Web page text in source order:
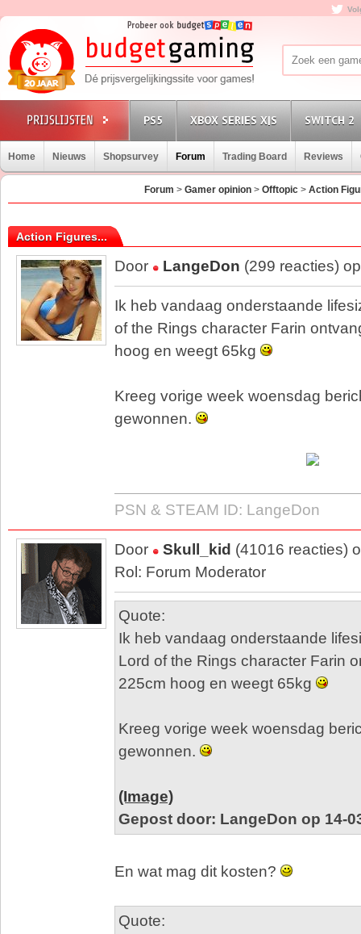
PS5 XBOX SERIES X|S SWITCH 2
Home Nieuws Shopsurvey Forum Trading Board Reviews
Forum > Gamer opinion > Offtopic > Action
Action Figures...
Door LangeDon (299 reacties)
Ik heb vandaag onderstaande
of the Rings character Farin
hoog en weegt 65kg
Kreeg vorige week woensdag
gewonnen.
PSN & STEAM ID: LangeDon
Door Skull_kid (41016 reacties)
Rol: Forum Moderator
Quote:
Ik heb vandaag onderstaande
Lord of the Rings character Farin
225cm hoog en weegt 65kg
Kreeg vorige week woensdag
gewonnen.
(Image)
Gepost door: LangeDon op 14-
En wat mag dit kosten?
Quote: